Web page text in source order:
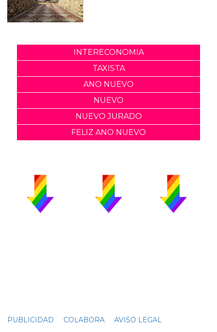
INTERECONOMIA
TAXISTA
ANO NUEVO
NUEVO
NUEVO JURADO
FELIZ ANO NUEVO
PUBLICIDAD COLABORA AVISO LEGAL